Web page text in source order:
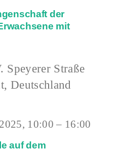
der
mit
Speyerer Straße
Deutschland
auf dem
10:00 – 16:00